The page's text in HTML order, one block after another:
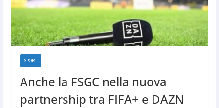
SPORT
Anche la FSGC nella nuova
partnership tra FIFA+ e DAZN